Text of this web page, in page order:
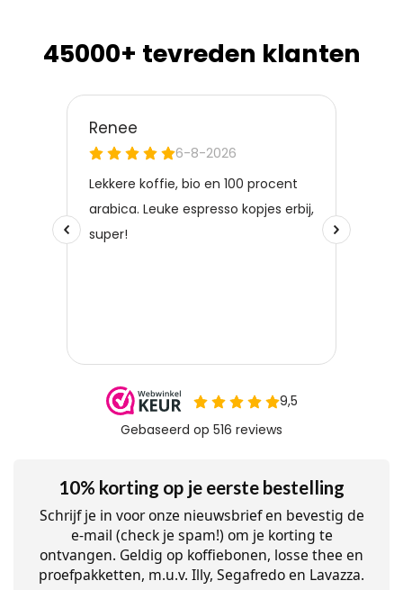
45000+ tevreden klanten
10% korting op je eerste bestelling
Schrijf je in voor onze nieuwsbrief en bevestig de
e-mail (check je spam!) om je korting te
ontvangen. Geldig op koffiebonen, losse thee en
proefpakketten, m.u.v. Illy, Segafredo en Lavazza.